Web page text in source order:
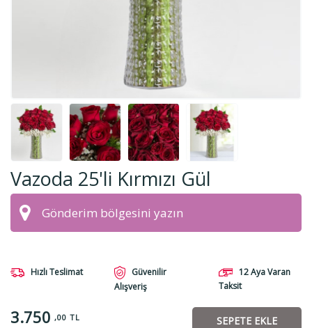
Vazoda 25'li Kırmızı Gül
Hızlı Teslimat
Güvenilir
Alışveriş
12 Aya Varan
Taksit
3.750 ,00 TL SEPETE EKLE